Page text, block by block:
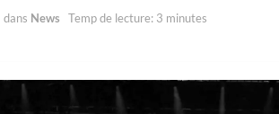
dans News Temp de lecture: 3 minutes